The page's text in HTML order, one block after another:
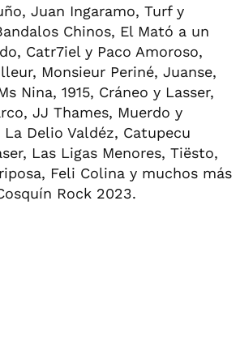
Juan Ingaramo, Turf y
Chinos, El Mató a un
Catr7iel y Paco Amoroso,
Monsieur Periné, Juanse,
Nina, 1915, Cráneo y Lasser,
JJ Thames, Muerdo y
Delio Valdéz, Catupecu
Las Ligas Menores, Tiësto,
Feli Colina y muchos más
Rock 2023.